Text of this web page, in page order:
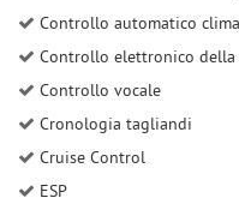
Controllo automatico clima
Controllo elettronico della
Controllo vocale
Cronologia tagliandi
Cruise Control
ESP